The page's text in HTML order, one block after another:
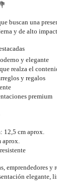
buscan una
y de alto
y elegante
realza el
y regalos
premium
12,5 cm aprox.
emprendedores y
elegante,